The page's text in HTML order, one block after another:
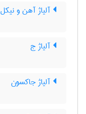
آلیاژ آهن و نیکل
آلیاژ ج
آلیاژ جاکسون